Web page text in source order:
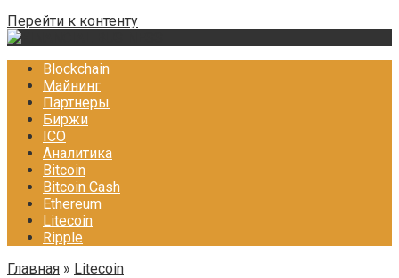
Перейти к контенту
Blockchain
Майнинг
Партнеры
Биржи
ICO
Аналитика
Bitcoin
Bitcoin Cash
Ethereum
Litecoin
Ripple
Главная » Litecoin